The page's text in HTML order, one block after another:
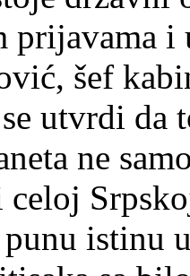
prijavama i
šef
utvrdi da
ne
istinu